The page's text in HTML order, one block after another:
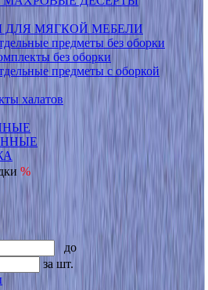
ДЛЯ МЯГКОЙ МЕБЕЛИ
предметы без оборки
без оборки
предметы с оборкой
халатов
%
до
за шт.